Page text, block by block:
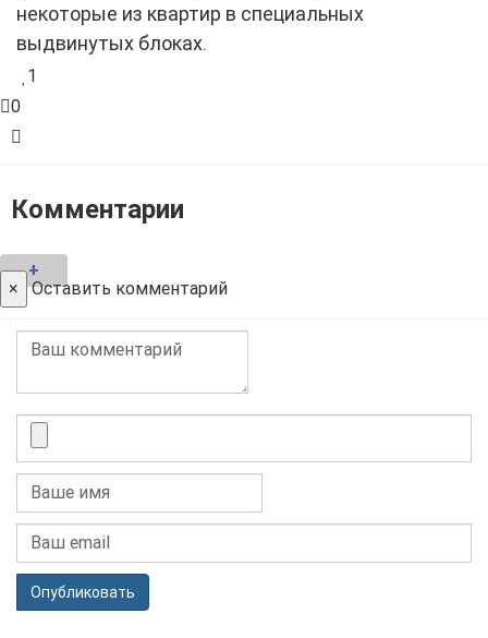
некоторые из квартир в специальных
выдвинутых блоках.
1
0
Комментарии
+
× Оставить комментарий
Опубликовать